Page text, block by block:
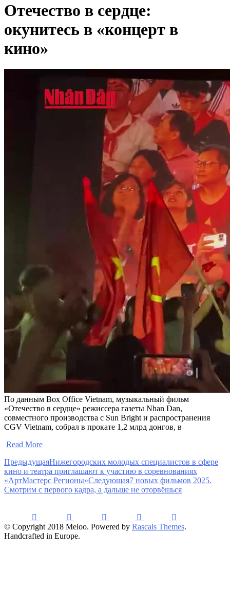
Отечество в сердце:
окунитесь в «концерт в
кино»
По данным Box Office Vietnam, музыкальный фильм
«Отечество в сердце» режиссера газеты Nhan Dan,
совместного производства с Sun Bright и распространения
CGV Vietnam, собрал в прокате 1,2 млрд донгов, в
Read More
ПредыдущаяНижегородских молодых специалистов в сфере
кино и театра приглашают к участию в соревнованиях
«АртМастерс Регионы»Следующая7 новых фильмов 2025.
Смотрим с первого кадра, а дальше не оторвёшься
© Copyright 2018 Meloo. Powered by Rascals Themes.
Handcrafted in Europe.